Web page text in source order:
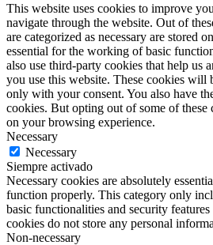
This website uses cookies to improve
navigate through the website. Out of
are categorized as necessary are stored
essential for the working of basic
also use third-party cookies that help us
you use this website. These cookies will
only with your consent. You also have
cookies. But opting out of some of these
on your browsing experience.
Necessary
Necessary
Siempre activado
Necessary cookies are absolutely
function properly. This category only
basic functionalities and security
cookies do not store any personal
Non-necessary